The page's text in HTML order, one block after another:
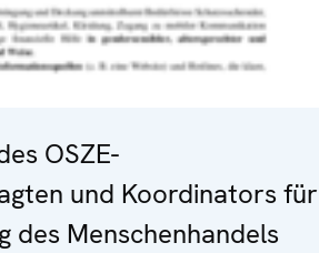
OSZE-
und Koordinators für
des Menschenhandels